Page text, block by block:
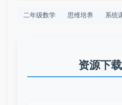
二年级数学 思维培养 系统
资源下